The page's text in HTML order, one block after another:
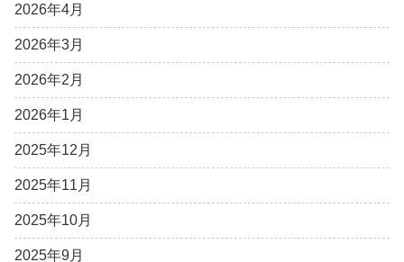
2026年4月
2026年3月
2026年2月
2026年1月
2025年12月
2025年11月
2025年10月
2025年9月